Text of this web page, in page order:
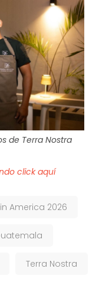
de Terra Nostra
click aquí
America 2026
Terra Nostra